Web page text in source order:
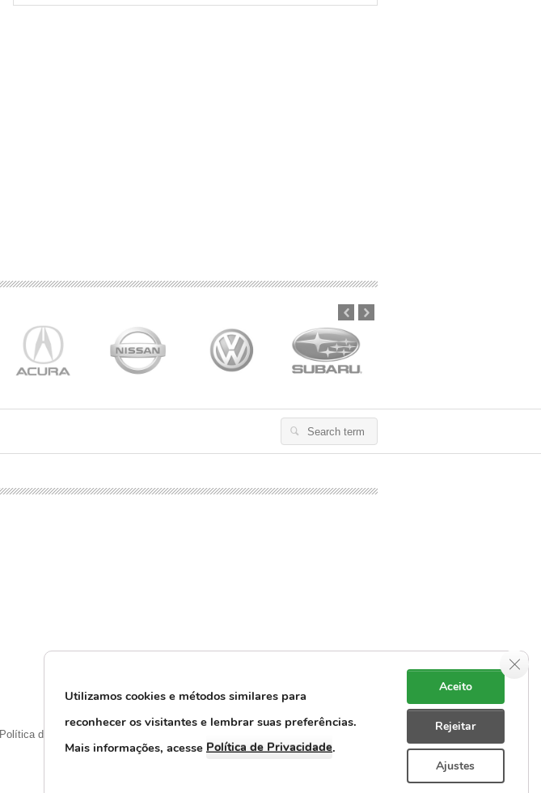
Prev
Search
Política de Privacidade e Proteção de Dados Pessoais
Utilizamos cookies e métodos similares para
reconhecer os visitantes e lembrar suas preferências.
Mais informações, acesse Política de Privacidade.
Aceito
Rejeitar
Ajustes